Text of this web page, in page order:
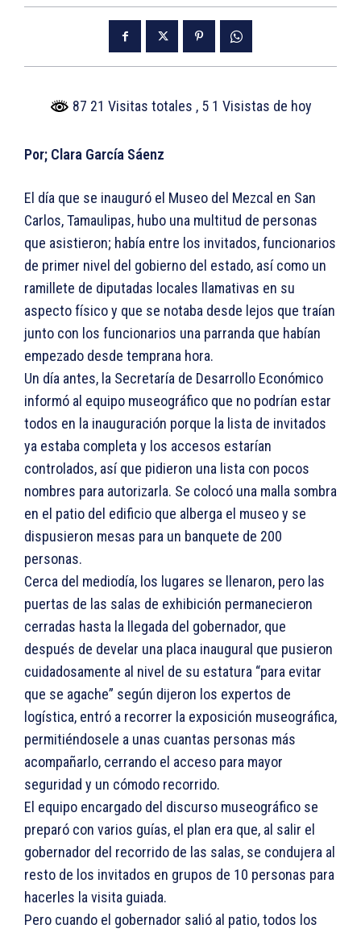
87 21 Visitas totales , 5 1 Visistas de hoy
Por; Clara García Sáenz
El día que se inauguró el Museo del Mezcal en San
Carlos, Tamaulipas, hubo una multitud de personas
que asistieron; había entre los invitados, funcionarios
de primer nivel del gobierno del estado, así como un
ramillete de diputadas locales llamativas en su
aspecto físico y que se notaba desde lejos que traían
junto con los funcionarios una parranda que habían
empezado desde temprana hora.
Un día antes, la Secretaría de Desarrollo Económico
informó al equipo museográfico que no podrían estar
todos en la inauguración porque la lista de invitados
ya estaba completa y los accesos estarían
controlados, así que pidieron una lista con pocos
nombres para autorizarla. Se colocó una malla sombra
en el patio del edificio que alberga el museo y se
dispusieron mesas para un banquete de 200
personas.
Cerca del mediodía, los lugares se llenaron, pero las
puertas de las salas de exhibición permanecieron
cerradas hasta la llegada del gobernador, que
después de develar una placa inaugural que pusieron
cuidadosamente al nivel de su estatura “para evitar
que se agache” según dijeron los expertos de
logística, entró a recorrer la exposición museográfica,
permitiéndosele a unas cuantas personas más
acompañarlo, cerrando el acceso para mayor
seguridad y un cómodo recorrido.
El equipo encargado del discurso museográfico se
preparó con varios guías, el plan era que, al salir el
gobernador del recorrido de las salas, se condujera al
resto de los invitados en grupos de 10 personas para
hacerles la visita guiada.
Pero cuando el gobernador salió al patio, todos los